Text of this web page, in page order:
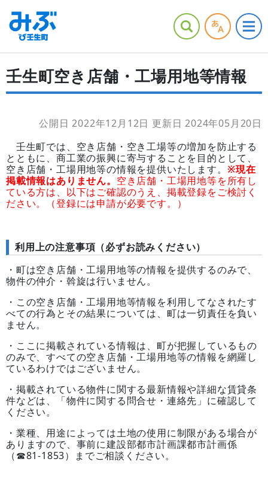
壬生町空き店舗・工場用地等情報
公開日 2022年12月12日 更新日 2024年05月20日
壬生町では、空き店舗・空き工場等の増加を防止する
とともに、商工業の振興に寄与することを目的として、
空き店舗・工場用地等の情報を提供いたします。 ※現在
掲載情報はありません。 空き店舗・工場用地等を所有し
ている方は、以下はご確認のうえ、掲載登録をご検討く
ださい。（登録には申請が必要です。）
利用上の注意事項（必ずお読みください）
・町は空き店舗・工場用地等の情報を提供するのみで、
物件の仲介・斡旋は行いません。
・この空き店舗・工場用地等情報を利用してなされたす
べての行為とその結果については、町は一切責任を負い
ません。
・ここに掲載されている情報は、町が把握しているもの
のみで、すべての空き店舗・工場用地等の情報を網羅し
ているわけではございません。
・掲載されている物件に関する最新情報や詳細な賃貸条
件などは、「物件に関する問合せ・連絡先」に確認して
ください。
・業種、用途によっては土地の使用に制限がある場合が
ありますので、事前に建設部都市計画課都市計画係
（☎81-1853）までご相談ください。